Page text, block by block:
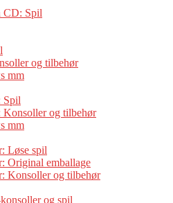
CD: Spil
og tilbehør
mm
Spil
Konsoller og tilbehør
mm
Løse spil
Original emballage
Konsoller og tilbehør
og spil